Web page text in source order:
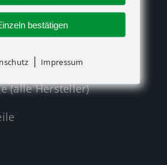
auf!
(alle Hersteller)
bestätigen
| Impressum